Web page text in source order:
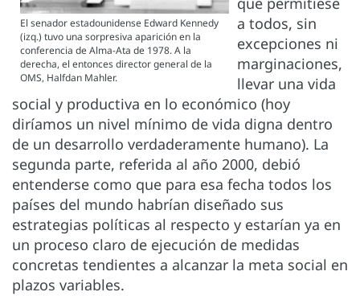
El senador estadounidense Edward Kennedy
(izq.) tuvo una sorpresiva aparición en la
conferencia de Alma-Ata de 1978. A la
derecha, el entonces director general de la
OMS, Halfdan Mahler.
a todos, sin
excepciones ni
marginaciones,
llevar una vida
social y productiva en lo económico (hoy
diríamos un nivel mínimo de vida digna dentro
de un desarrollo verdaderamente humano). La
segunda parte, referida al año 2000, debió
entenderse como que para esa fecha todos los
países del mundo habrían diseñado sus
estrategias políticas al respecto y estarían ya en
un proceso claro de ejecución de medidas
concretas tendientes a alcanzar la meta social en
plazos variables.